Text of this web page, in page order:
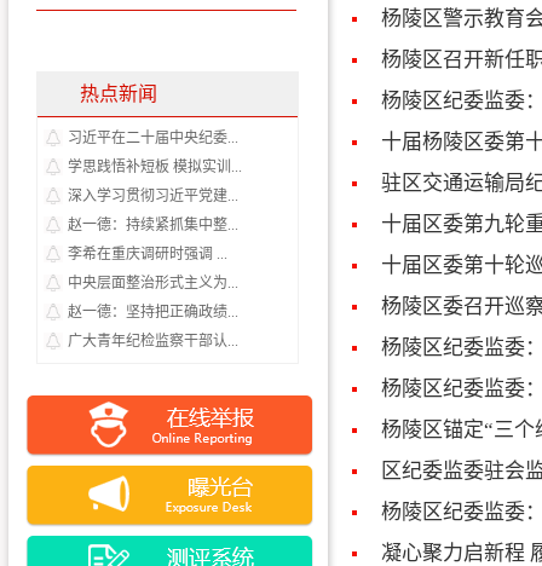
热点新闻
习近平在二十届中央纪委...
学思践悟补短板 模拟实训...
深入学习贯彻习近平党建...
赵一德：持续紧抓集中整...
李希在重庆调研时强调 ...
中央层面整治形式主义为...
赵一德：坚持把正确政绩...
广大青年纪检监察干部认...
杨陵区警示教育
杨陵区召开新任
杨陵区纪委监委
十届杨陵区委第
驻区交通运输局
十届区委第九轮
十届区委第十轮
杨陵区委召开巡
杨陵区纪委监委
杨陵区纪委监委
杨陵区锚定“三
区纪委监委驻会
杨陵区纪委监委
凝心聚力启新程